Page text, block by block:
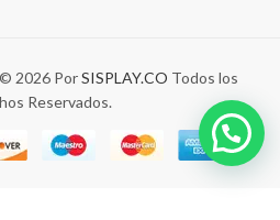
2026 PorSISPLAY.CO Todos los
Reservados.